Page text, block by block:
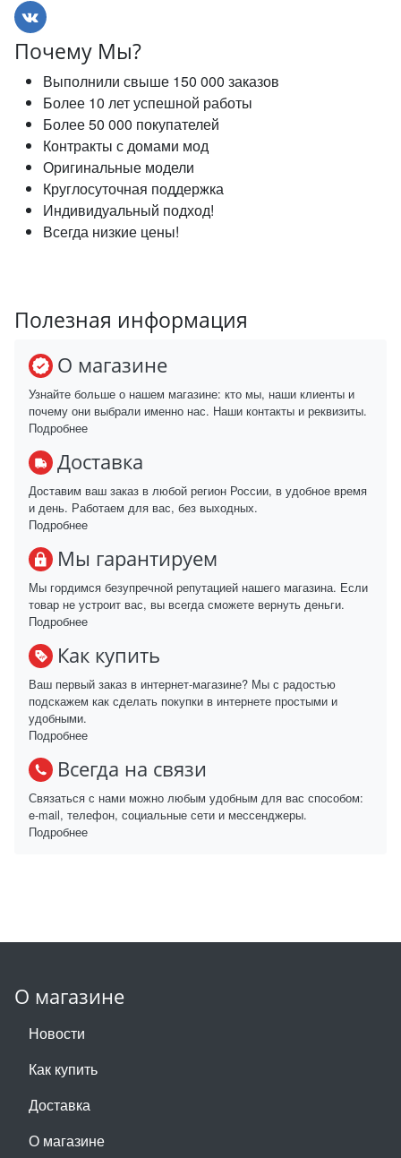
Почему Мы?
Выполнили свыше 150 000 заказов
Более 10 лет успешной работы
Более 50 000 покупателей
Контракты с домами мод
Оригинальные модели
Круглосуточная поддержка
Индивидуальный подход!
Всегда низкие цены!
Полезная информация
О магазине
Узнайте больше о нашем магазине: кто мы, наши клиенты и
почему они выбрали именно нас. Наши контакты и реквизиты.
Подробнее
Доставка
Доставим ваш заказ в любой регион России, в удобное время
и день. Работаем для вас, без выходных.
Подробнее
Мы гарантируем
Мы гордимся безупречной репутацией нашего магазина. Если
товар не устроит вас, вы всегда сможете вернуть деньги.
Подробнее
Как купить
Ваш первый заказ в интернет-магазине? Мы с радостью
подскажем как сделать покупки в интернете простыми и
удобными.
Подробнее
Всегда на связи
Связаться с нами можно любым удобным для вас способом:
e-mail, телефон, социальные сети и мессенджеры.
Подробнее
О магазине
Новости
Как купить
Доставка
О магазине